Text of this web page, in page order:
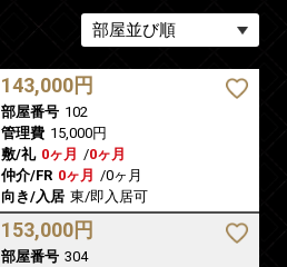
143,000円
部屋番号 102
管理費 15,000円
敷/礼 0ヶ月 /0ヶ月
仲介/FR 0ヶ月 /0ヶ月
向き/入居 東/即入居可
153,000円
部屋番号 304